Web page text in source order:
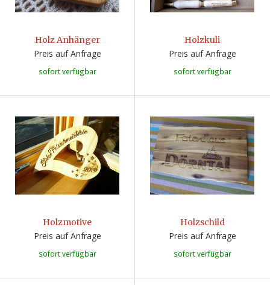
Holz Anhänger
Preis auf Anfrage
sofort verfügbar
Holzkuli
Preis auf Anfrage
sofort verfügbar
Holzmotive
Preis auf Anfrage
sofort verfügbar
Holzschild
Preis auf Anfrage
sofort verfügbar